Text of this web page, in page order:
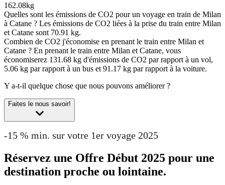
162.08kg
Quelles sont les émissions de CO2 pour un voyage en train de Milan
à Catane ? Les émissions de CO2 liées à la prise du train entre Milan
et Catane sont 70.91 kg.
Combien de CO2 j'économise en prenant le train entre Milan et
Catane ? En prenant le train entre Milan et Catane, vous
économiserez 131.68 kg d'émissions de CO2 par rapport à un vol,
5.06 kg par rapport à un bus et 91.17 kg par rapport à la voiture.
Y a-t-il quelque chose que nous pouvons améliorer ?
Faites le nous savoir!
-15 % min. sur votre 1er voyage 2025
Réservez une Offre Début 2025 pour une
destination proche ou lointaine.